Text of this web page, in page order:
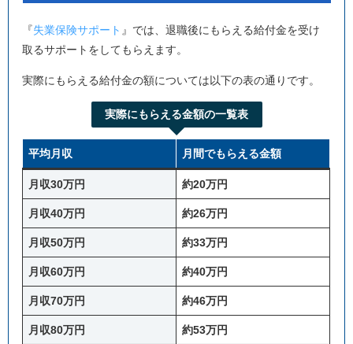
『失業保険サポート 』では、退職後にもらえる給付金を受け
取るサポートをしてもらえます。
実際にもらえる給付金の額については以下の表の通りです。
実際にもらえる金額の一覧表
平均月収 月間でもらえる金額
月収30万円 約20万円
月収40万円 約26万円
月収50万円 約33万円
月収60万円 約40万円
月収70万円 約46万円
月収80万円 約53万円